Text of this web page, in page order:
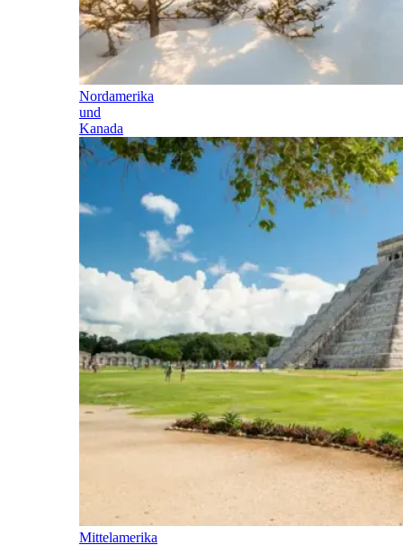
Nordamerika
und
Kanada
Mittelamerika